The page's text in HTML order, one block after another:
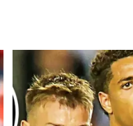
фанати
після 1982
в один ряд із